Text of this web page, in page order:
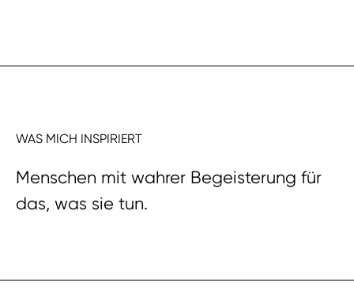
WAS MICH INSPIRIERT
Menschen mit wahrer Begeisterung für
das, was sie tun.